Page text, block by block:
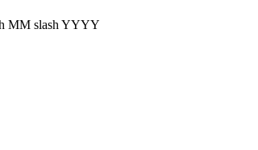
MM slash YYYY